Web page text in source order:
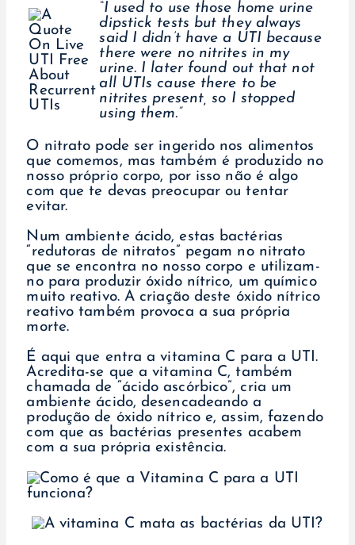
“I used to use those home urine
dipstick tests but they always
said I didn’t have a UTI because
there were no nitrites in my
urine. I later found out that not
all UTIs cause there to be
nitrites present, so I stopped
using them.”
O nitrato pode ser ingerido nos alimentos
que comemos, mas também é produzido no
nosso próprio corpo, por isso não é algo
com que te devas preocupar ou tentar
evitar.
Num ambiente ácido, estas bactérias
“redutoras de nitratos” pegam no nitrato
que se encontra no nosso corpo e utilizam-
no para produzir óxido nítrico, um químico
muito reativo. A criação deste óxido nítrico
reativo também provoca a sua própria
morte.
É aqui que entra a vitamina C para a UTI.
Acredita-se que a vitamina C, também
chamada de “ácido ascórbico”, cria um
ambiente ácido, desencadeando a
produção de óxido nítrico e, assim, fazendo
com que as bactérias presentes acabem
com a sua própria existência.